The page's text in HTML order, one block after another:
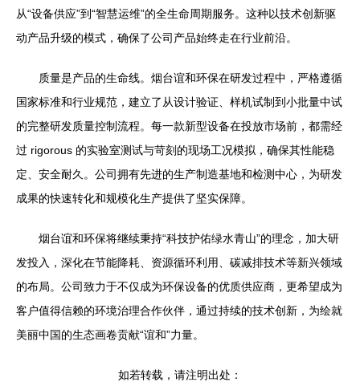
从“设备供应”到“智慧运维”的全生命周期服务。这种以技术创新驱
动产品升级的模式，确保了公司产品始终走在行业前沿。
质量是产品的生命线。烟台谊和环保在研发过程中，严格遵循
国家标准和行业规范，建立了从设计验证、样机试制到小批量中试
的完整研发质量控制流程。每一款新型设备在投放市场前，都需经
过 rigorous 的实验室测试与苛刻的现场工况模拟，确保其性能稳
定、安全耐久。公司拥有先进的生产制造基地和检测中心，为研发
成果的快速转化和规模化生产提供了坚实保障。
烟台谊和环保将继续秉持“科技护佑绿水青山”的理念，加大研
发投入，深化在节能降耗、资源循环利用、碳减排技术等新兴领域
的布局。公司致力于不仅成为环保设备的优质供应商，更希望成为
客户值得信赖的环境治理合作伙伴，通过持续的技术创新，为绘就
美丽中国的生态画卷贡献“谊和”力量。
如若转载，请注明出处：